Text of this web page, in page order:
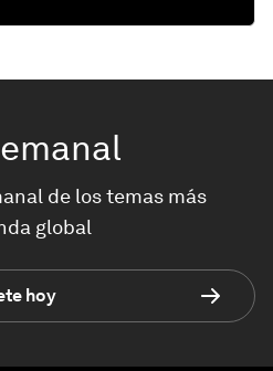
de los temas más
global
hoy